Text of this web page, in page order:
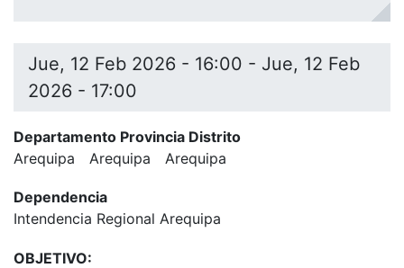
Jue, 12 Feb 2026 - 16:00 - Jue, 12 Feb
2026 - 17:00
Departamento Provincia Distrito
Arequipa
Arequipa Arequipa
Dependencia
Intendencia Regional Arequipa
OBJETIVO: